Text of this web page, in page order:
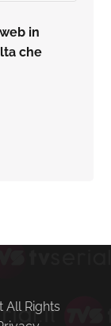
in
che
All Rights